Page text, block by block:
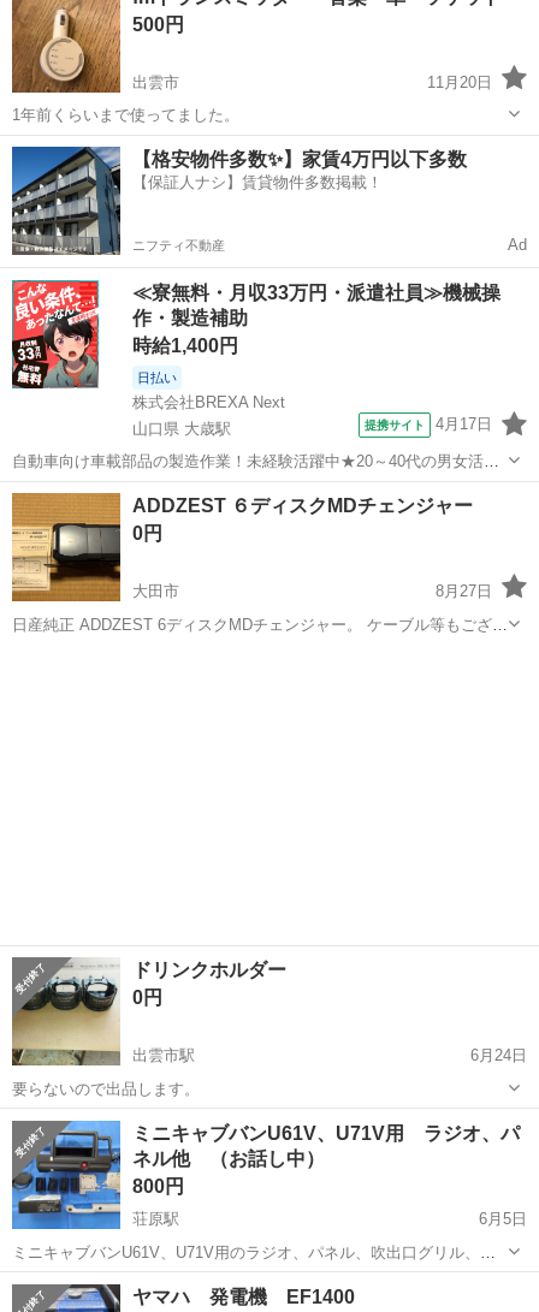
500円
出雲市
11月20日
1年前くらいまで使ってました。
島根 出雲市 カーオーディオ fmトランスミッター
【格安物件多数✨】家賃4万円以下多数
【保証人ナシ】賃貸物件多数掲載！
ニフティ不動産 Ad
≪寮無料・月収33万円・派遣社員≫機械操
作・製造補助
時給1,400円
日払い
株式会社BREXA Next
山口県 大歳駅
提携サイト 4月17日
自動車向け車載部品の製造作業！未経験活躍中★20～40代の男女活躍
中！友達同士での応募OK！備品付きワンルーム寮費無料！赴任旅費会
社負担！生活支援物資事前対応可◎格安食堂利用可！年間休日135日
♪《山口県山口市》 人気の工...
山口 山口市 大歳駅 その他
ADDZEST ６ディスクMDチェンジャー
0円
大田市
8月27日
日産純正 ADDZEST 6ディスクMDチェンジャー。 ケーブル等もござい
ドリンクホルダー
0円
出雲市駅
6月24日
要らないので出品します。
島根 出雲市 出雲市駅 ドリンク
ミニキャブバンU61V、U71V用 ラジオ、パ
ネル他 （お話し中）
800円
荘原駅
6月5日
ミニキャブバンU61V、U71V用のラジオ、パネル、吹出口グリル、カ
ップホルダーになります。 以前別サイトにて購入しましたが、使用し
なかった為出品です。 パネルはシールあと、小傷が見られます、他の
島根 出雲市 カーオーディオ
ヤマハ 発電機 EF1400